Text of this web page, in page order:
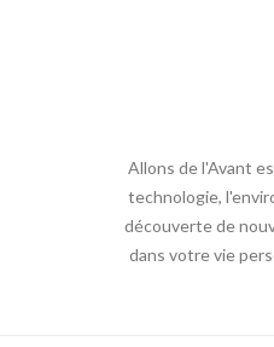
Allons de l'Avant
technologie,
découverte de
dans votre vie